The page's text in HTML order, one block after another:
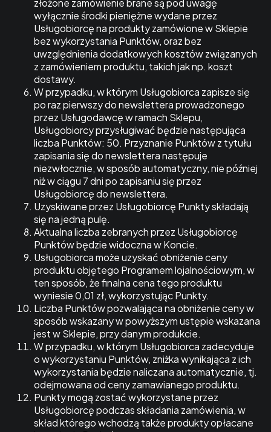
złożone zamówienie brane są pod uwagę
wyłącznie środki pieniężne wydane przez
Usługobiorcę na produkty zamówione w Sklepie
bez wykorzystania Punktów, oraz bez
uwzględnienia dodatkowych kosztów związanych
z zamówieniem produktu, takich jak np. koszt
dostawy.
W przypadku, w którym Usługobiorca zapisze się
po raz pierwszy do newslettera prowadzonego
przez Usługodawcę w ramach Sklepu,
Usługobiorcy przysługiwać będzie następująca
liczba Punktów: 50. Przyznanie Punktów z tytułu
zapisania się do newslettera następuje
niezwłocznie, w sposób automatyczny, nie później
niż w ciągu 7 dni po zapisaniu się przez
Usługobiorcę do newslettera.
Uzyskiwane przez Usługobiorcę Punkty składają
się na jedną pulę.
Aktualna liczba zebranych przez Usługobiorcę
Punktów będzie widoczna w Koncie.
Usługobiorca może uzyskać obniżenie ceny
produktu objętego Programem lojalnościowym, w
ten sposób, że finalna cena tego produktu
wyniesie 0,01 zł, wykorzystując Punkty.
Liczba Punktów pozwalająca na obniżenie ceny w
sposób wskazany w powyższym ustępie wskazana
jest w Sklepie, przy danym produkcie.
W przypadku, w którym Usługobiorca zadecyduje
o wykorzystaniu Punktów, zniżka wynikająca z ich
wykorzystania będzie naliczana automatycznie, tj.
odejmowana od ceny zamawianego produktu.
Punkty mogą zostać wykorzystane przez
Usługobiorcę podczas składania zamówienia, w
skład którego wchodzą także produkty opłacane